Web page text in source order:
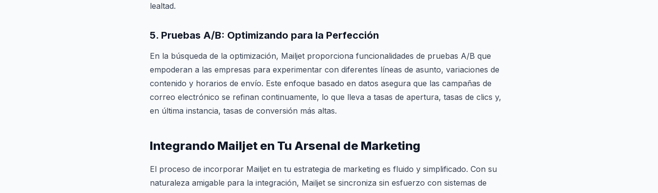
lealtad.
5. Pruebas A/B: Optimizando para la Perfección
En la búsqueda de la optimización, Mailjet proporciona funcionalidades de pruebas A/B que
empoderan a las empresas para experimentar con diferentes líneas de asunto, variaciones de
contenido y horarios de envío. Este enfoque basado en datos asegura que las campañas de
correo electrónico se refinan continuamente, lo que lleva a tasas de apertura, tasas de clics y,
en última instancia, tasas de conversión más altas.
Integrando Mailjet en Tu Arsenal de Marketing
El proceso de incorporar Mailjet en tu estrategia de marketing es fluido y simplificado. Con su
naturaleza amigable para la integración, Mailjet se sincroniza sin esfuerzo con sistemas de